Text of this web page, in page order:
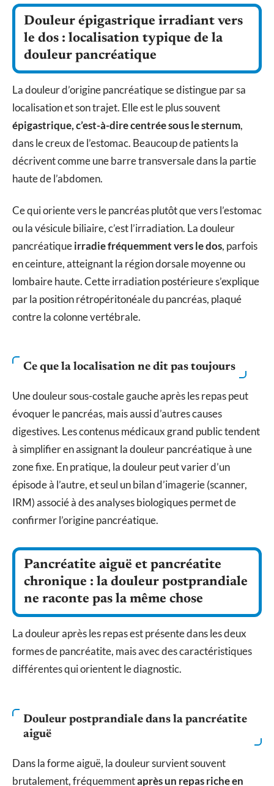
Douleur épigastrique irradiant vers
le dos : localisation typique de la
douleur pancréatique
La douleur d’origine pancréatique se distingue par sa
localisation et son trajet. Elle est le plus souvent
épigastrique, c’est-à-dire centrée sous le sternum,
dans le creux de l’estomac. Beaucoup de patients la
décrivent comme une barre transversale dans la partie
haute de l’abdomen.
Ce qui oriente vers le pancréas plutôt que vers l’estomac
ou la vésicule biliaire, c’est l’irradiation. La douleur
pancréatiqueirradie fréquemment vers le dos, parfois
en ceinture, atteignant la région dorsale moyenne ou
lombaire haute. Cette irradiation postérieure s’explique
par la position rétropéritonéale du pancréas, plaqué
contre la colonne vertébrale.
Ce que la localisation ne dit pas toujours
Une douleur sous-costale gauche après les repas peut
évoquer le pancréas, mais aussi d’autres causes
digestives. Les contenus médicaux grand public tendent
à simplifier en assignant la douleur pancréatique à une
zone fixe. En pratique, la douleur peut varier d’un
épisode à l’autre, et seul un bilan d’imagerie (scanner,
IRM) associé à des analyses biologiques permet de
confirmer l’origine pancréatique.
Pancréatite aiguë et pancréatite
chronique : la douleur postprandiale
ne raconte pas la même chose
La douleur après les repas est présente dans les deux
formes de pancréatite, mais avec des caractéristiques
différentes qui orientent le diagnostic.
Douleur postprandiale dans la pancréatite
aiguë
Dans la forme aiguë, la douleur survient souvent
brutalement, fréquemmentaprès un repas riche en